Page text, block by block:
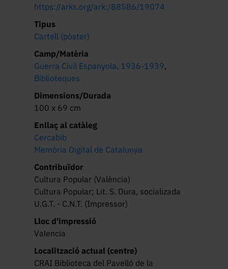
https://arks.org/ark:/88586/19074
Tipus
Cartell (pòster)
Camp/Matèria
Guerra Civil Espanyola, 1936-1939,
Biblioteques
Dimensions/Durada
100 x 69 cm
Enllaç al catàleg
Cercabib
Memòria Digital de Catalunya
Contribuïdor
Cultura Popular (València)
Cultura Popular; Lit. S. Dura, socializada
U.G.T. - C.N.T. (Impressor)
Lloc d'impressió
Valencia
Localització actual (centre)
CRAI Biblioteca del Pavelló de la